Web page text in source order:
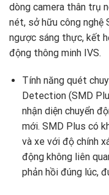
dòng camera thân trụ
nét, sở hữu công nghệ
ngược sáng thực, kết
động thông minh IVS.
Tính năng quét
Detection (SMD
nhận diện chuyển
mới. SMD Plus có
và xe với độ chính
động không liên
phản hồi đúng lúc,